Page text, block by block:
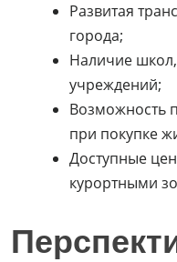
Развитая
города;
Наличие
учреждений;
Возможность
при покупке
Доступные
курортными